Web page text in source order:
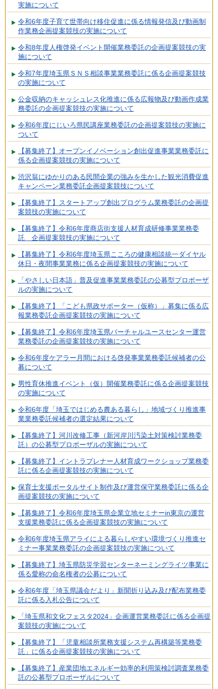
実施について
令和6年度子育て世帯向け移住促進に係る情報発信及び動画制
作業務企画提案競技の実施について
令和8年度人権啓発イベント開催業務委託の企画提案競技の実
施について
令和7年度埼玉県ＳＮＳ相談事業業務委託に係る企画提案競技
の実施について
公金収納のキャッシュレス化推進に係る広報物及び動画作成業
務委託の企画提案競技の実施について
令和6年度にじいろ県民講座業務委託の企画提案競技の実施に
ついて
【募集終了】オープンイノベーション創出促進事業業務委託に
係る企画提案競技の実施について
渋沢翁にゆかりのある民間企業の強みを生かした観光消費促進
キャンペーン業務委託企画提案競技について
【募集終了】スタートアップ創出プログラム業務委託の企画提
案競技の実施について
【募集終了】令和6年度商店街支援人材育成研修事業業務委
託 企画提案競技の実施について
【募集終了】令和6年度埼玉県こころの健康相談統一ダイヤル
休日・夜間事業業務に係る企画提案競技の実施について
「やさしい日本語」普及促進事業業務委託の公募型プロポーザ
ルの実施について
【募集終了】「こども県政サポーター（仮称）」募集に係る広
報業務委託企画提案競技の実施について
【募集終了】令和6年度埼玉県バーチャルユースセンター運営
業務委託の企画提案競技の実施について
令和6年度ケアラー月間における啓発事業業務委託候補者の公
募について
男性育休推進イベント（仮）開催業務委託に係る企画提案競技
の実施について
令和6年度「埼玉ではじめる農ある暮らし」地域づくり推進事
業業務委託候補者の選定結果について
【募集終了】河川改修工事（新河岸川汚染土対策検討業務委
託）の公募型プロポーザルの実施について
【募集終了】イントラプレナー人材育成ワークショップ業務委
託に係る企画提案競技の実施について
保育士支援ポータルサイト制作及び運営保守業務委託に係る企
画提案競技の実施について
【募集終了】令和6年度埼玉県企業立地セミナーin東京の運営
支援業務委託に係る企画提案競技の実施について
令和6年度埼玉県アライによる暮らしやすい環境づくり推進セ
ミナー事業業務委託の企画提案競技の実施について
【募集終了】埼玉県防災学習センターネーミングライツ事業に
係る愛称の命名権者の公募について
令和6年度「埼玉県議会だより」新聞折り込み及び配布業務委
託に係る入札公告について
「埼玉県和文化フェスタ2024」企画運営業務委託に係る企画提
案競技の実施について
【募集終了】「児童相談所業務支援システム再構築等業務委
託」に係る企画提案競技の実施について
【募集終了】産業団地エネルギー効率的利用策検討調査業務委
託の公募型プロポーザルについて